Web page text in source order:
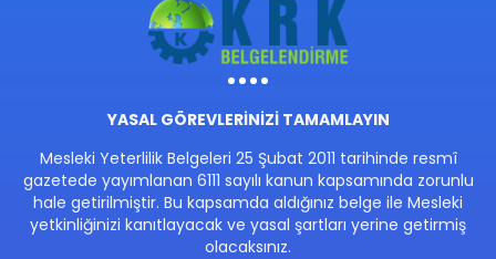
YASAL GÖREVLERİNİZİ TAMAMLAYIN
Mesleki Yeterlilik Belgeleri 25 Şubat 2011 tarihinde resmî
gazetede yayımlanan 6111 sayılı kanun kapsamında zorunlu
hale getirilmiştir. Bu kapsamda aldığınız belge ile Mesleki
yetkinliğinizi kanıtlayacak ve yasal şartları yerine getirmiş
olacaksınız.